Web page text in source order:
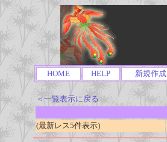
HOME HELP 新規作成
＜一覧表示に戻る
(最新レス5件表示)